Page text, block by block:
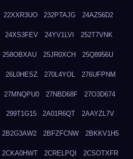
22XXR3UO 232PTAJG 24AZ56D2
24XS3FEV 24YV1LVI 252T7VNK
258OBXAU 25JR0XCH 25Q8956U
26L0HESZ 270L4YOL 276UFPNM
27MNQPU0 27NBD68F 27O3D674
299T1G15 2A01R6QT 2AAYZL7V
2B2G3AW2 2BFZFCNW 2BKKV1H5
2CKA0HWT 2CRELPQI 2CSOTXFR